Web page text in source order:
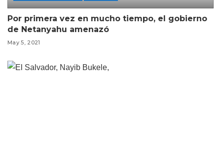
Por primera vez en mucho tiempo, el gobierno
de Netanyahu amenazó
May 5, 2021